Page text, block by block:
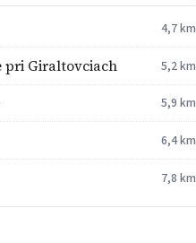
4,7 km
pri Giraltovciach 5,2 km
5,9 km
6,4 km
7,8 km